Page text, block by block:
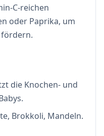
C-reichen
oder Paprika, um
fördern.
die Knochen- und
Brokkoli, Mandeln.